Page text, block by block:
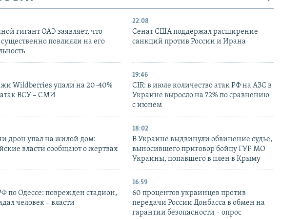
гигант ОАЭ заявляет, что
повлияли на его
22:08
Сенат США поддержал расширение
санкций против России и Ирана
Wildberries упали на 20-40%
атак ВСУ – СМИ
19:46
CIR: в июле количество атак РФ на АЗС в
Украине выросло на 72% по сравнению
с июнем
дрон упал на жилой дом:
власти сообщают о жертвах
18:02
В Украине выдвинули обвинение судье,
выносившего приговор бойцу ГУР МО
Украины, попавшего в плен в Крыму
по Одессе: поврежден стадион,
человек – власти
16:59
60 процентов украинцев против
передачи России Донбасса в обмен на
гарантии безопасности – опрос